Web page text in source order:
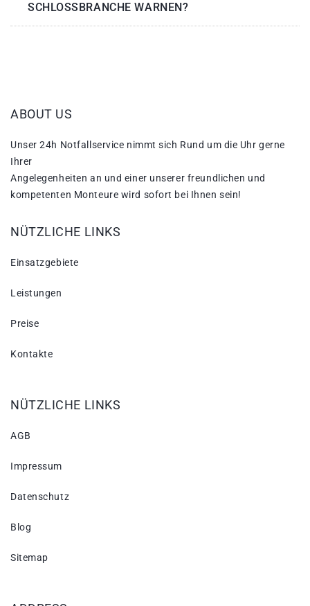
SCHLOSSBRANCHE WARNEN?
ABOUT US
Unser 24h Notfallservice nimmt sich Rund um die Uhr gerne
Ihrer
Angelegenheiten an und einer unserer freundlichen und
kompetenten Monteure wird sofort bei Ihnen sein!
NÜTZLICHE LINKS
Einsatzgebiete
Leistungen
Preise
Kontakte
NÜTZLICHE LINKS
AGB
Impressum
Datenschutz
Blog
Sitemap